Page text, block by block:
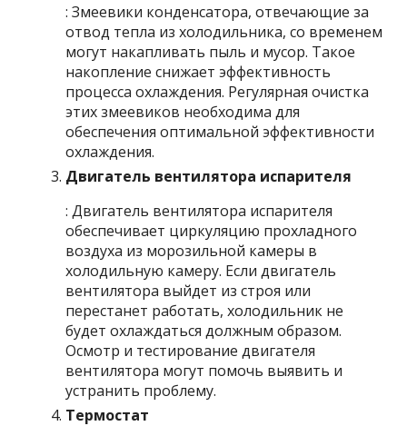
: Змеевики конденсатора, отвечающие за
отвод тепла из холодильника, со временем
могут накапливать пыль и мусор. Такое
накопление снижает эффективность
процесса охлаждения. Регулярная очистка
этих змеевиков необходима для
обеспечения оптимальной эффективности
охлаждения.
Двигатель вентилятора испарителя
: Двигатель вентилятора испарителя
обеспечивает циркуляцию прохладного
воздуха из морозильной камеры в
холодильную камеру. Если двигатель
вентилятора выйдет из строя или
перестанет работать, холодильник не
будет охлаждаться должным образом.
Осмотр и тестирование двигателя
вентилятора могут помочь выявить и
устранить проблему.
Термостат